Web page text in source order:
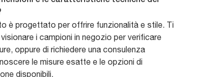
è progettato per offrire funzionalità e stile. Ti
i campioni in negozio per verificare
oppure di richiedere una consulenza
le misure esatte e le opzioni di
disponibili.